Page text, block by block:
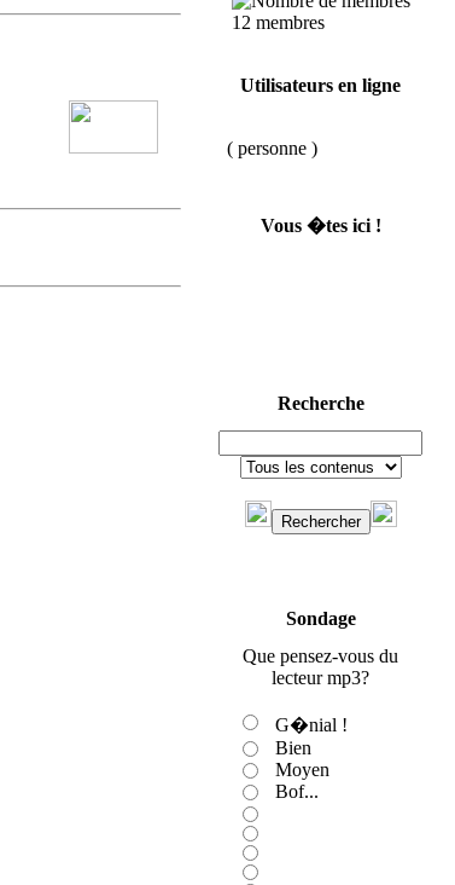
12 membres
Utilisateurs en ligne
( personne )
Vous �tes ici !
Recherche
Sondage
Que pensez-vous du
lecteur mp3?
G�nial !
Bien
Moyen
Bof...